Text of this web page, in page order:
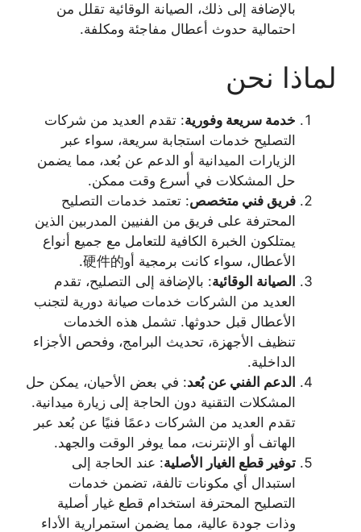
بالإضافة إلى ذلك، الصيانة الوقائية تقلل من
احتمالية حدوث أعطال مفاجئة ومكلفة.
لماذا نحن
خدمة سريعة وفورية: تقدم العديد من شركات
التصليح خدمات استجابة سريعة، سواء عبر
الزيارات الميدانية أو الدعم عن بُعد، مما يضمن
حل المشكلات في أسرع وقت ممكن.
فريق فني متخصص: تعتمد خدمات التصليح
المحترفة على فريق من الفنيين المدربين الذين
يمتلكون الخبرة الكافية للتعامل مع جميع أنواع
الأعطال، سواء كانت برمجية أو硬件的.
الصيانة الوقائية: بالإضافة إلى التصليح، تقدم
العديد من الشركات خدمات صيانة دورية لتجنب
الأعطال قبل حدوثها. تشمل هذه الخدمات
تنظيف الأجهزة، تحديث البرامج، وفحص الأجزاء
الداخلية.
الدعم الفني عن بُعد: في بعض الأحيان، يمكن حل
المشكلات التقنية دون الحاجة إلى زيارة ميدانية.
تقدم العديد من الشركات دعمًا فنيًا عن بُعد عبر
الهاتف أو الإنترنت، مما يوفر الوقت والجهد.
توفير قطع الغيار الأصلية: عند الحاجة إلى
استبدال أي مكونات تالفة، تضمن خدمات
التصليح المحترفة استخدام قطع غيار أصلية
وذات جودة عالية، مما يضمن استمرارية الأداء